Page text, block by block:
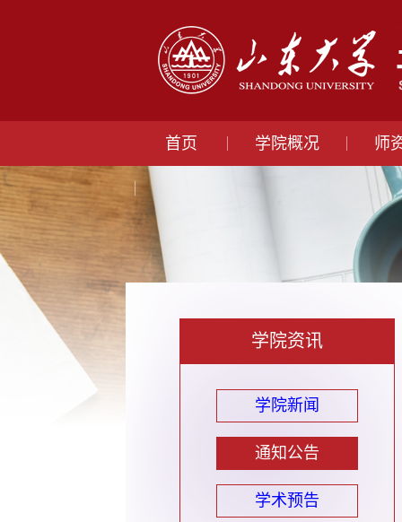
首页 学院概况 师
学院资讯
学院新闻
通知公告
学术预告